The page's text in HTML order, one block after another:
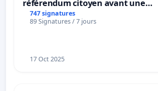
référendum citoyen avant une
transformation irréversible de
notre territoire »
747 signatures
89 Signatures / 7 jours
17 Oct 2025